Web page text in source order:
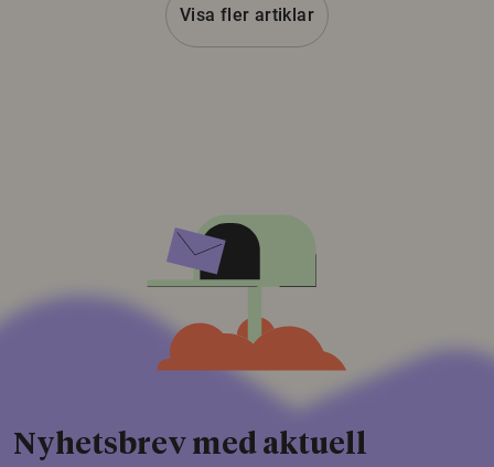
Visa fler artiklar
Nyhetsbrev med aktuell